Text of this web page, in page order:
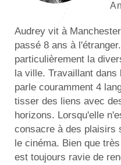
Audrey vit à
passé 8 ans à
particulièrement la
la ville. Travaillant
parle couramment 4
tisser des liens avec
horizons. Lorsqu'elle
consacre à des plaisirs
le cinéma. Bien que
est toujours ravie de